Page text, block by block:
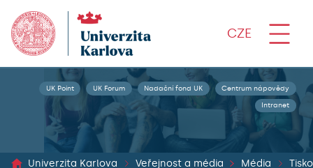
CZE
UK Point UK Forum Nadační fond UK Centrum nápovědy
Intranet
Univerzita Karlova Veřejnost a média Média